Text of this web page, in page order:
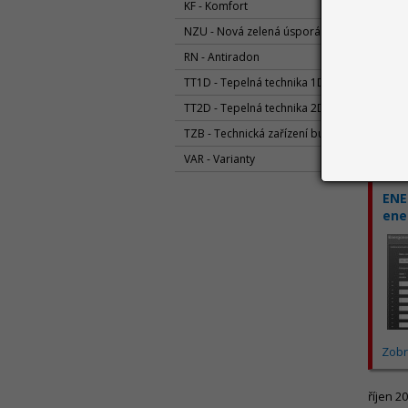
KF - Komfort
NZU - Nová zelená úsporám
RN - Antiradon
TT1D - Tepelná technika 1D
TT2D - Tepelná technika 2D
TZB - Technická zařízení budov
VAR - Varianty
říjen